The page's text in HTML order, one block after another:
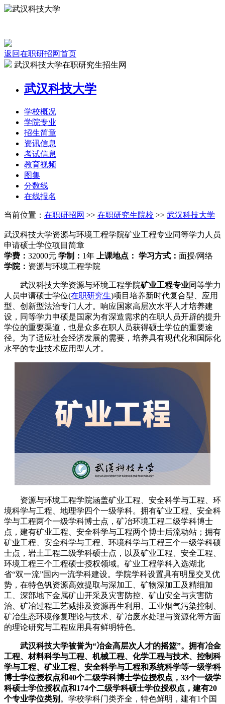
返回在职研招网首页
武汉科技大学在职研究生招生网
武汉科技大学
学校概况
学院专业
招生简章
资讯信息
考试信息
教育视频
图集
分数线
在线报名
当前位置： 在职研招网 >> 在职研究生院校 >> 武汉科技大学
武汉科技大学资源与环境工程学院矿业工程专业同等学力人员
申请硕士学位项目简章
学费： 32000元 学制： 1年 上课地点： 学习方式： 面授/网络
学院： 资源与环境工程学院
武汉科技大学资源与环境工程学院矿业工程专业同等学力
人员申请硕士学位(在职研究生)项目培养新时代复合型、应用
型、创新型法治专门人才。响应国家高层次水平人才培养建
设，同等学力申硕是国家为有深造需求的在职人员开辟的提升
学位的重要渠道，也是众多在职人员获得硕士学位的重要途
径。为了适应社会经济发展的需要，培养具有现代化和国际化
水平的专业技术应用型人才。
资源与环境工程学院涵盖矿业工程、安全科学与工程、环
境科学与工程、地理学四个一级学科。拥有矿业工程、安全科
学与工程两个一级学科博士点，矿冶环境工程二级学科博士
点，建有矿业工程、安全科学与工程两个博士后流动站；拥有
矿业工程、安全科学与工程、环境科学与工程三个一级学科硕
士点，岩土工程二级学科硕士点，以及矿业工程、安全工程、
环境工程三个工程硕士授权领域。矿业工程学科入选湖北
省“双一流”国内一流学科建设。学院学科设置具有明显交叉优
势，在特色钒资源高效提取与深加工、矿物深加工及精细加
工、深部地下金属矿山开采及灾害防控、矿山安全与灾害防
治、矿冶过程工艺减排及资源再生利用、工业烟气污染控制、
矿冶生态环境修复理论与技术、矿冶废水处理与资源化等方面
的理论研究与工程应用具有鲜明特色。
武汉科技大学被誉为“冶金高层次人才的摇篮”。拥有冶金
工程、材料科学与工程、机械工程、化学工程与技术、控制科
学与工程、矿业工程、安全科学与工程和系统科学等一级学科
博士学位授权点和40个二级学科博士学位授权点，33个一级学
科硕士学位授权点和174个二级学科硕士学位授权点，建有20
个专业学位类别 。学校学科门类齐全，特色鲜明，建有1个国